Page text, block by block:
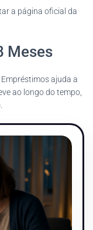
a página oficial da
Meses
ajuda a
ao longo do tempo,